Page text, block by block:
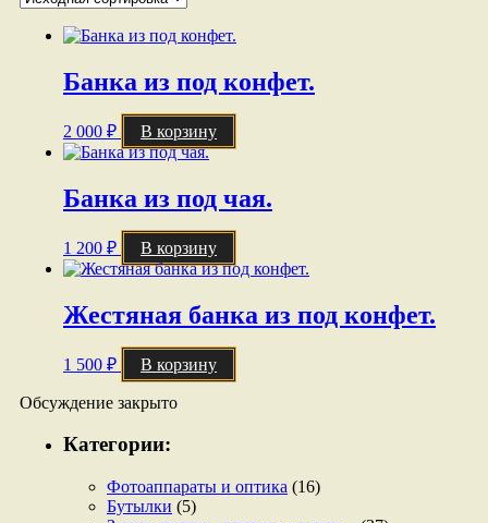
Банка из под конфет.
2 000 ₽ В корзину
Банка из под чая.
1 200 ₽ В корзину
Жестяная банка из под конфет.
1 500 ₽ В корзину
Обсуждение закрыто
Категории:
Фотоаппараты и оптика (16)
Бутылки (5)